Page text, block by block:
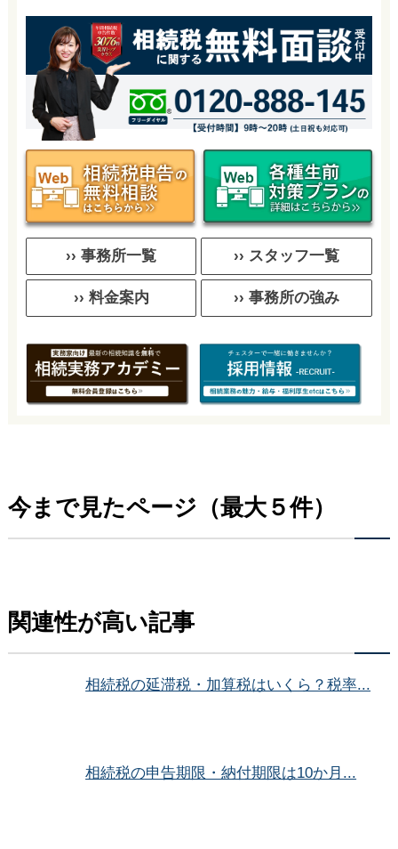
›› 事務所一覧 ›› スタッフ一覧
›› 料金案内 ›› 事務所の強み
今まで見たページ（最大５件）
関連性が高い記事
相続税の延滞税・加算税はいくら？税率...
相続税の申告期限・納付期限は10か月...